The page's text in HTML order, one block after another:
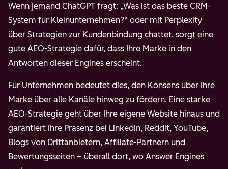
Wenn jemand ChatGPT fragt: „Was ist das beste CRM-
System für Kleinunternehmen?“ oder mit Perplexity
über Strategien zur Kundenbindung chattet, sorgt eine
gute AEO-Strategie dafür, dass Ihre Marke in den
Antworten dieser Engines erscheint.
Für Unternehmen bedeutet dies, den Konsens über Ihre
Marke über alle Kanäle hinweg zu fördern. Eine starke
AEO-Strategie geht über Ihre eigene Website hinaus und
garantiert Ihre Präsenz bei LinkedIn, Reddit, YouTube,
Blogs von Drittanbietern, Affiliate-Partnern und
Bewertungsseiten – überall dort, wo Answer Engines